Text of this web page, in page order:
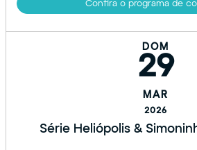
Confira o programa de
DOM
29
MAR
2026
Série Heliópolis &